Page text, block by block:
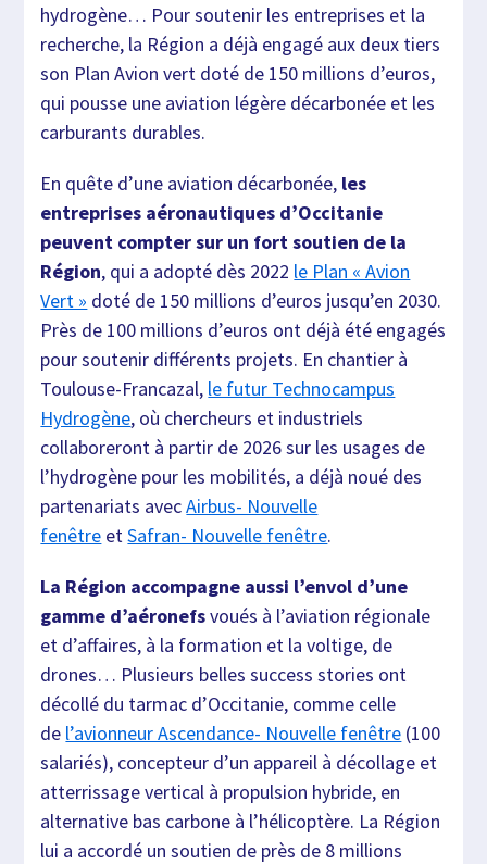
hydrogène… Pour soutenir les entreprises et la
recherche, la Région a déjà engagé aux deux tiers
son Plan Avion vert doté de 150 millions d’euros,
qui pousse une aviation légère décarbonée et les
carburants durables.
En quête d’une aviation décarbonée, les
entreprises aéronautiques d’Occitanie
peuvent compter sur un fort soutien de la
Région, qui a adopté dès 2022 le Plan « Avion
Vert » doté de 150 millions d’euros jusqu’en 2030.
Près de 100 millions d’euros ont déjà été engagés
pour soutenir différents projets. En chantier à
Toulouse-Francazal, le futur Technocampus
Hydrogène, où chercheurs et industriels
collaboreront à partir de 2026 sur les usages de
l’hydrogène pour les mobilités, a déjà noué des
partenariats avecAirbus- Nouvelle
fenêtre etSafran- Nouvelle fenêtre.
La Région accompagne aussi l’envol d’une
gamme d’aéronefsvoués à l’aviation régionale
et d’affaires, à la formation et la voltige, de
drones… Plusieurs belles success stories ont
décollé du tarmac d’Occitanie, comme celle
de l’avionneur Ascendance- Nouvelle fenêtre (100
salariés), concepteur d’un appareil à décollage et
atterrissage vertical à propulsion hybride, en
alternative bas carbone à l’hélicoptère. La Région
lui a accordé un soutien de près de 8 millions